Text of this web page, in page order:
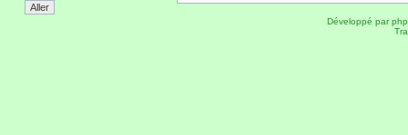
Développé par